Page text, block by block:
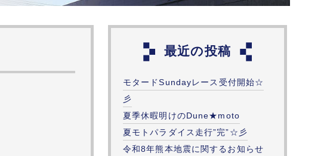
最近の投稿
モタードSundayレース受付開始☆
彡
夏季休暇明けのDune★moto
夏モトパラダイス走行”完”☆彡
令和8年熊本地震に関するお知らせ